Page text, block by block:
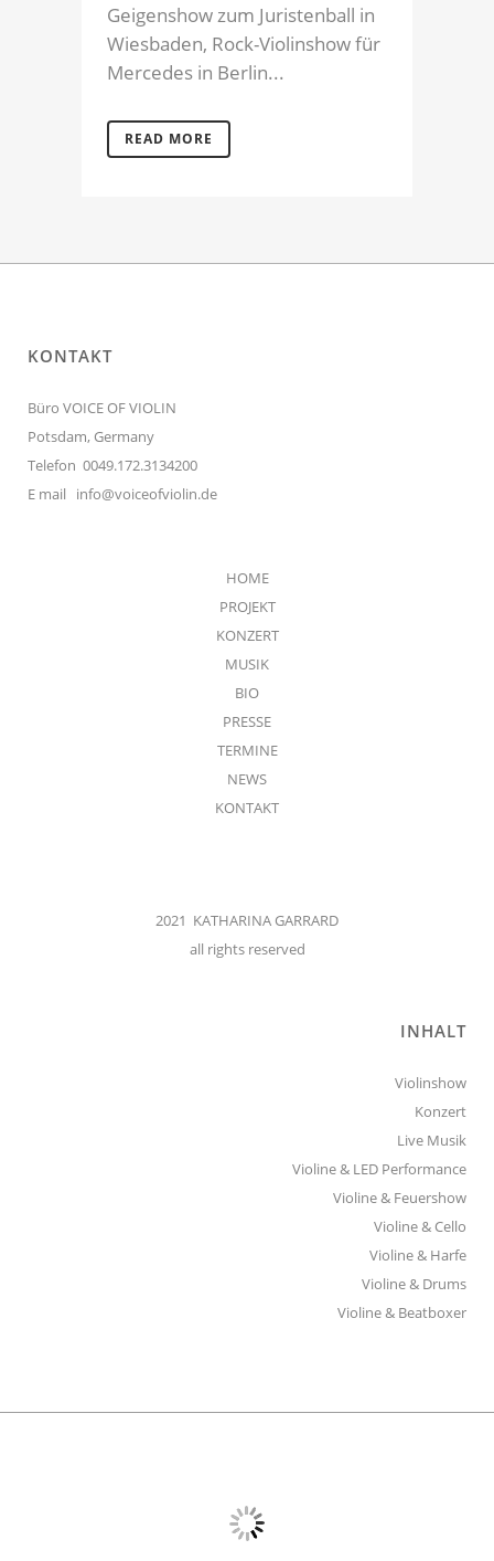
Geigenshow zum Juristenball in
Wiesbaden, Rock-Violinshow für
Mercedes in Berlin...
READ MORE
KONTAKT
Büro VOICE OF VIOLIN
Potsdam, Germany
Telefon 0049.172.3134200
E mail info@voiceofviolin.de
HOME
PROJEKT
KONZERT
MUSIK
BIO
PRESSE
TERMINE
NEWS
KONTAKT
2021 KATHARINA GARRARD
all rights reserved
INHALT
Violinshow
Konzert
Live Musik
Violine & LED Performance
Violine & Feuershow
Violine & Cello
Violine & Harfe
Violine & Drums
Violine & Beatboxer